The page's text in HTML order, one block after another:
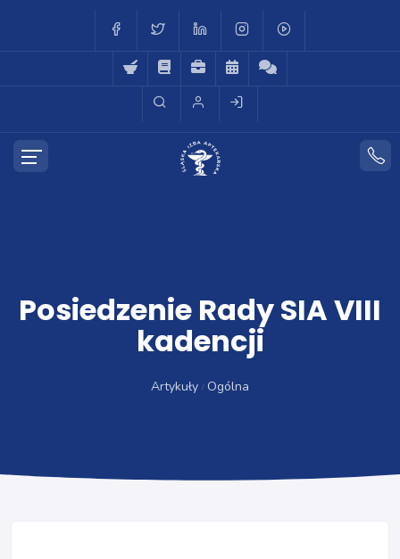
Posiedzenie Rady SIA VIII
kadencji
Artykuły Ogólna